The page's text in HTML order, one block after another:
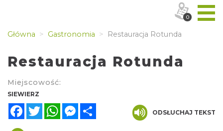
Główna Gastronomia Restauracja Rotunda
Restauracja Rotunda
Miejscowość:
SIEWIERZ
FacebookTwitterWhatsAppMessenger
ODSŁUCHAJ TEKST
0